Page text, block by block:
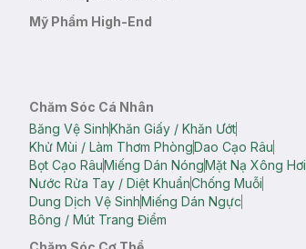
Mỹ Phẩm High-End
Chăm Sóc Cá Nhân
Băng Vệ SinhKhăn Giấy / Khăn Ướt
Khử Mùi / Làm Thơm PhòngDao Cạo Râu
Bọt Cạo RâuMiếng Dán NóngMặt Nạ Xông Hơi
Nước Rửa Tay / Diệt KhuẩnChống Muỗi
Dung Dịch Vệ SinhMiếng Dán Ngực
Bông / Mút Trang Điểm